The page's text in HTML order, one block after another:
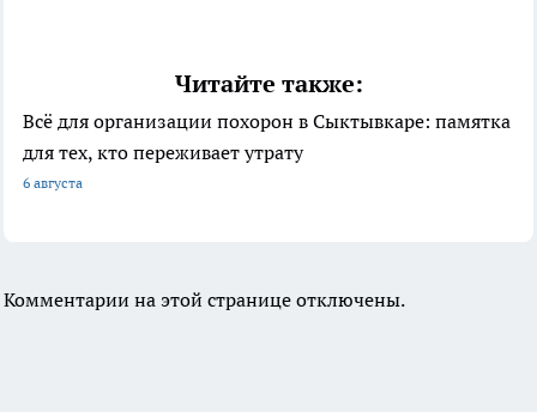
Читайте также:
Всё для организации похорон в Сыктывкаре: памятка
для тех, кто переживает утрату
6 августа
Комментарии на этой странице отключены.